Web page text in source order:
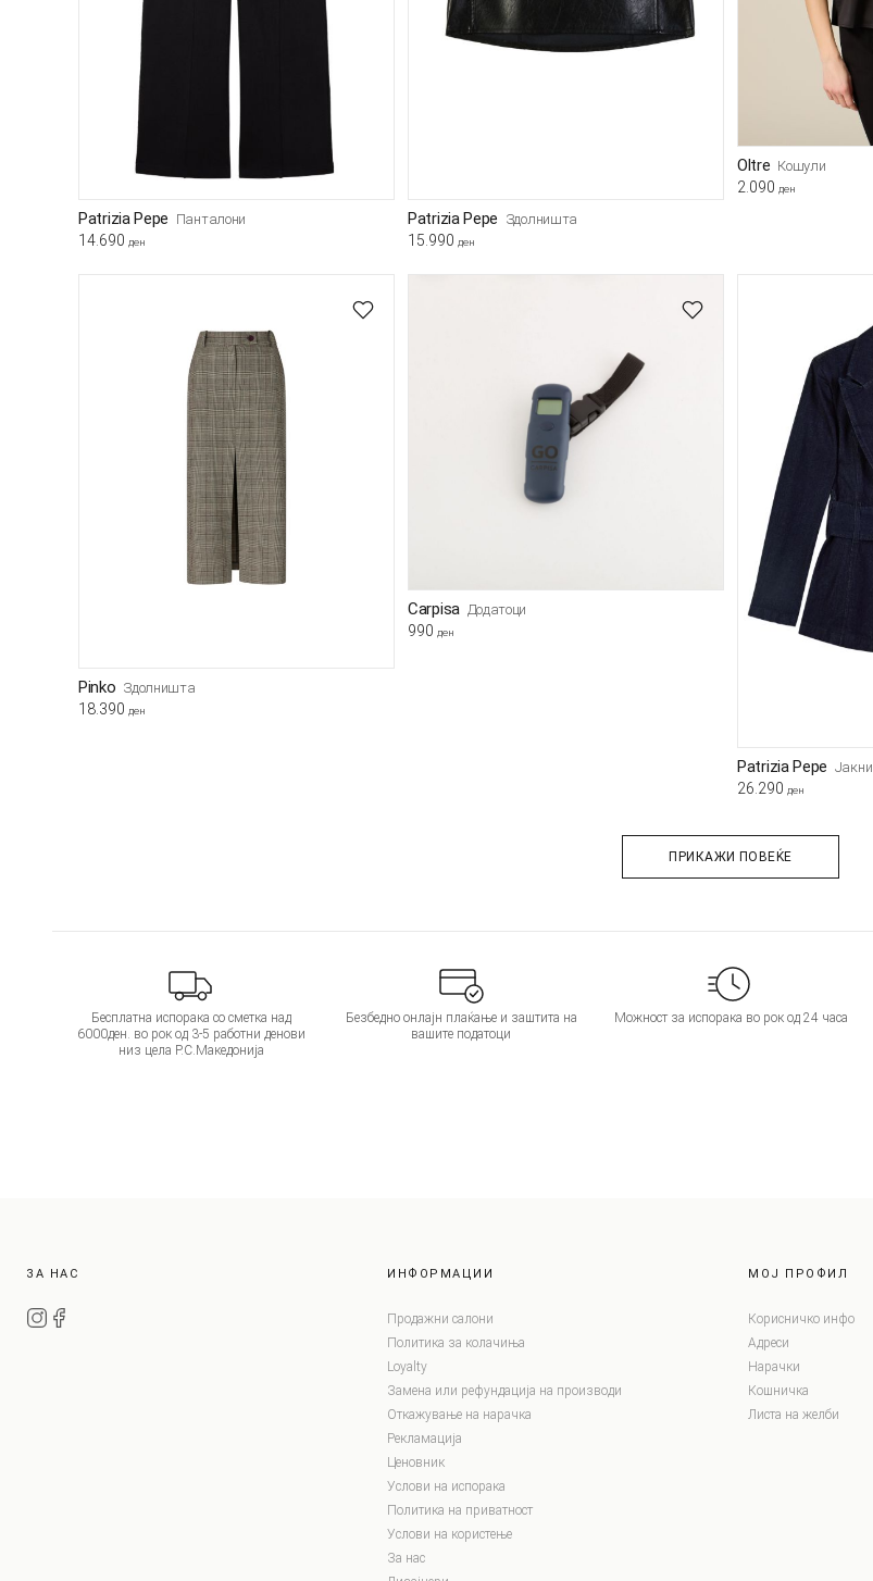
Patrizia Pepe Панталони
14.690 ден
Patrizia Pepe Здолништа
15.990 ден
Oltre Кошули
2.090 ден
Pinko Здолништа
18.390 ден
Carpisa Додатоци
990 ден
Patrizia Pepe Јакни
26.290 ден
ПРИКАЖИ ПОВЕЌЕ
Бесплатна испорака со сметка над
6000ден. во рок од 3-5 работни денови
низ цела Р.С.Македонија
Безбедно онлајн плаќање и заштита на
вашите податоци
Можност за испорака во рок од 24 часа
ЗА НАС ИНФОРМАЦИИ
Продажни салони
Политика за колачиња
Loyalty
Замена или рефундација на производи
Откажување на нарачка
Рекламација
Ценовник
Услови на испорака
Политика на приватност
Услови на користење
За нас
МОЈ ПРОФИЛ
Корисничко инфо
Адреси
Нарачки
Кошничка
Листа на желби